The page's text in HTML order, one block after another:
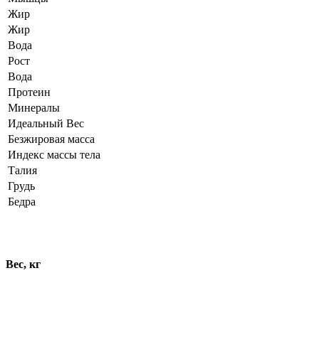
Жир
Жир
Вода
Рост
Вода
Протеин
Минералы
Идеальный Вес
Безжировая масса
Индекс массы тела
Талия
Грудь
Бедра
Вес, кг